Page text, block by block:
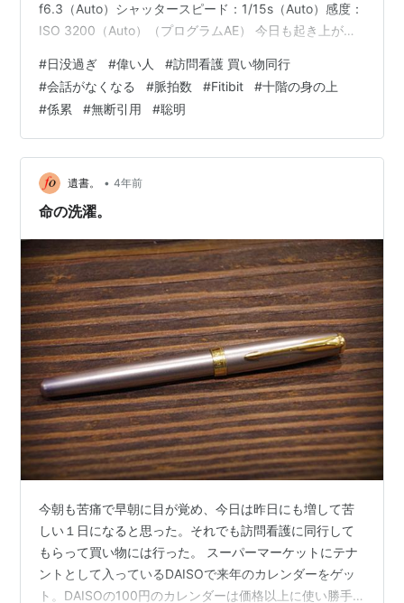
f6.3（Auto）シャッタースピード：1/15s（Auto）感度：
ISO 3200（Auto）（プログラムAE） 今日も起き上がっ
ず自分のデスクから見た東京タワー。今日は訪問看護が
来た。私が担当者と呼んでいる月曜日の看護師さんだ。
先週の金曜日の看護師さんのことについては話した。緊
急の電話に架けてくるなと言われたが苦しくて連絡先が
調べられないこと。それは即ち通常の電…
#日没過ぎ #偉い人 #訪問看護 買い物同行
#会話がなくなる #脈拍数 #Fitibit #十階の身の上
#係累 #無断引用 #聡明
遺書。 • 4年前
命の洗濯。
今朝も苦痛で早朝に目が覚め、今日は昨日にも増して苦
しい１日になると思った。それでも訪問看護に同行して
もらって買い物には行った。 スーパーマーケットにテナ
ントとして入っているDAISOで来年のカレンダーをゲッ
ト。DAISOの100円のカレンダーは価格以上に使い勝手